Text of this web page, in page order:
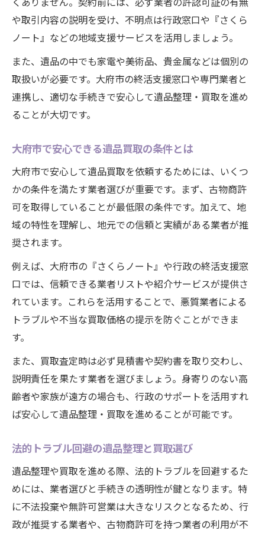
や取引内容の説明を受け、不明点は行政窓口や『さくら
ノート』などの地域支援サービスを活用しましょう。
また、遺品の中でも家電や美術品、貴金属などは個別の
取扱いが必要です。大府市の終活支援窓口や専門業者と
連携し、適切な手続きで安心して遺品整理・買取を進め
ることが大切です。
大府市で安心できる遺品買取の条件とは
大府市で安心して遺品買取を依頼するためには、いくつ
かの条件を満たす業者選びが重要です。まず、古物商許
可を取得していることが最低限の条件です。加えて、地
域の特性を理解し、地元での信頼と実績がある業者が推
奨されます。
例えば、大府市の『さくらノート』や行政の終活支援窓
口では、信頼できる業者リストや紹介サービスが提供さ
れています。これらを活用することで、悪質業者による
トラブルや不当な買取価格の提示を防ぐことができま
す。
また、買取査定時は必ず見積書や契約書を取り交わし、
説明責任を果たす業者を選びましょう。身寄りのない高
齢者や家族が遠方の場合も、行政のサポートを活用すれ
ば安心して遺品整理・買取を進めることが可能です。
法的トラブル回避の遺品整理と買取選び
遺品整理や買取を進める際、法的トラブルを回避するた
めには、業者選びと手続きの透明性が鍵となります。特
に不法投棄や無許可営業は大きなリスクとなるため、行
政が推奨する業者や、古物商許可を持つ業者の利用が不